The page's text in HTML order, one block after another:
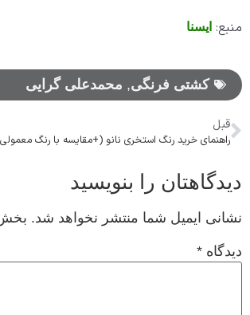
منبع: ایسنا
کشتی فرنگی, محمدعلی گرایی
قبل
راهنمای خرید رنگ استخری نانو (+مقایسه با رنگ
دیدگاهتان را بنویسید
نشانی ایمیل شما منتشر نخواهد شد.
دیدگاه *